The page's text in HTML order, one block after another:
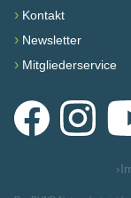
› Kontakt
› Newsletter
› Mitgliederservice
FacebookInstagram
›